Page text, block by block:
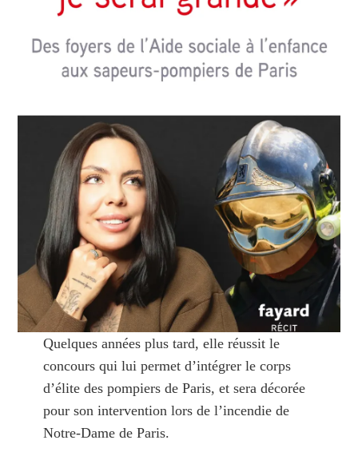
Quelques années plus tard, elle réussit le
concours qui lui permet d’intégrer le corps
d’élite des pompiers de Paris, et sera décorée
pour son intervention lors de l’incendie de
Notre-Dame de Paris.